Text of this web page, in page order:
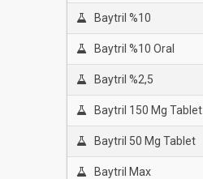
Baytril %10
Baytril %10 Oral
Baytril %2,5
Baytril 150 Mg Tablet
Baytril 50 Mg Tablet
Baytril Max